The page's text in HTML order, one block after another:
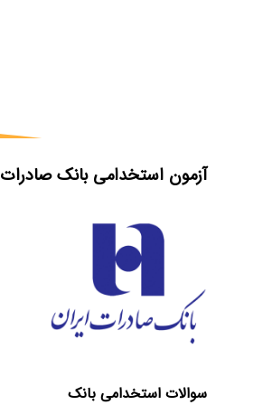
آزمون استخدامی بانک صادرات
سوالات استخدامی بانک